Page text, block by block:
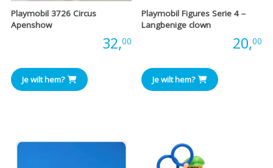
Playmobil 3726 Circus
Apenshow
32,00
Je wilt hem?
Playmobil Figures Serie 4 –
Langbenige clown
20,00
Je wilt hem?